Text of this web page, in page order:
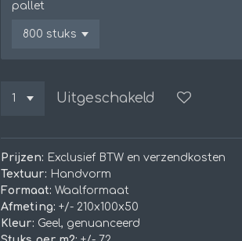
pallet
Uitgeschakeld
Prijzen: Exclusief BTW en verzendkosten
Textuur: Handvorm
Formaat: Waalformaat
Afmeting: +/- 210x100x50
Kleur: Geel, genuanceerd